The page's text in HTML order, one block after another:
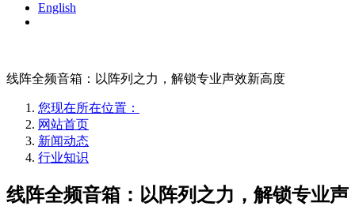
English
线阵全频音箱：以阵列之力，解锁专业声效新高度
您现在所在位置：
网站首页
新闻动态
行业知识
线阵全频音箱：以阵列之力，解锁专业声